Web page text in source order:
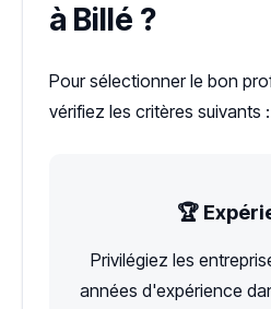
à Billé ?
Pour sélectionner le bon
vérifiez les critères suivants :
🏆
Privilégiez les
années d'expérience